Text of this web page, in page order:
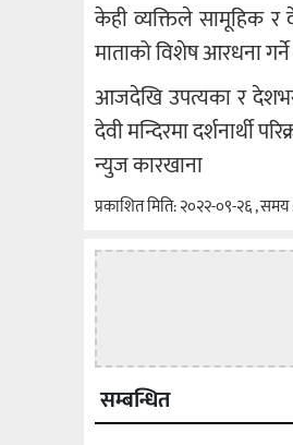
केही व्यक्तिले सामूहिक र
माताको विशेष आरधना गर्ने
आजदेखि उपत्यका र
देवी मन्दिरमा दर्शनार्थी
न्युज कारखाना
प्रकाशित मिति: २०२२-०९-२६ ,
सम्बन्धित